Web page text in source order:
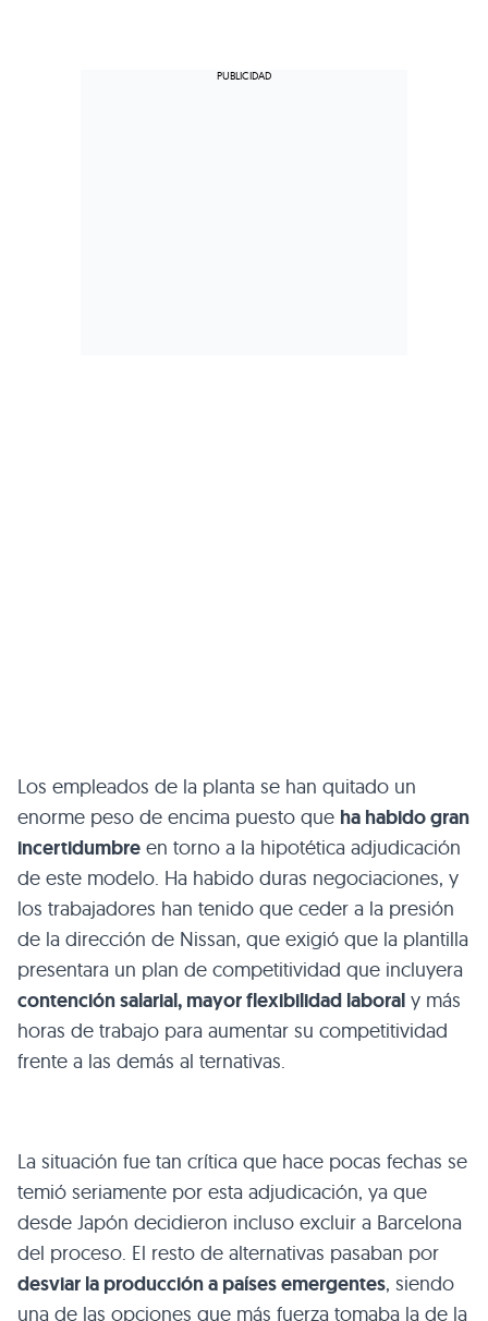
Los empleados de la planta se han quitado un
enorme peso de encima puesto que ha habido gran
incertidumbre en torno a la hipotética adjudicación
de este modelo. Ha habido duras negociaciones, y
los trabajadores han tenido que ceder a la presión
de la dirección de Nissan, que exigió que la plantilla
presentara un plan de competitividad que incluyera
contención salarial, mayor flexibilidad laboral y más
horas de trabajo para aumentar su competitividad
frente a las demás al ternativas.
La situación fue tan crítica que hace pocas fechas se
temió seriamente por esta adjudicación, ya que
desde Japón decidieron incluso excluir a Barcelona
del proceso. El resto de alternativas pasaban por
desviar la producción a países emergentes, siendo
una de las opciones que más fuerza tomaba la de la